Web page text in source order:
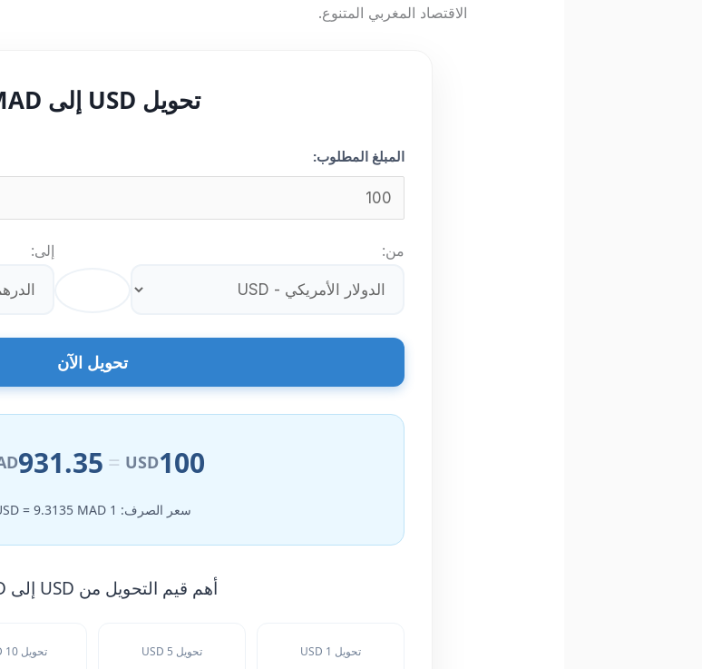
الاقتصاد المغربي المتنوع.
تحويل USD إلى MAD
المبلغ المطلوب:
من: إلى:
تحويل الآن
100
USD
=
931.35
سعر الصرف: 1 USD = 9.3135 MAD
أهم قيم التحويل من USD إلى MAD
تحويل 1 USD تحويل 5 USD تحويل 10 USD